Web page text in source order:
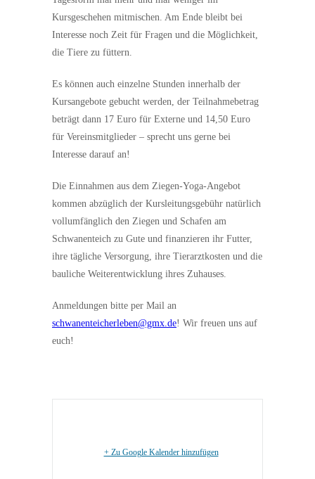
Kursgeschehen mitmischen. Am Ende bleibt bei
Interesse noch Zeit für Fragen und die Möglichkeit,
die Tiere zu füttern.
Es können auch einzelne Stunden innerhalb der
Kursangebote gebucht werden, der Teilnahmebetrag
beträgt dann 17 Euro für Externe und 14,50 Euro
für Vereinsmitglieder – sprecht uns gerne bei
Interesse darauf an!
Die Einnahmen aus dem Ziegen-Yoga-Angebot
kommen abzüglich der Kursleitungsgebühr natürlich
vollumfänglich den Ziegen und Schafen am
Schwanenteich zu Gute und finanzieren ihr Futter,
ihre tägliche Versorgung, ihre Tierarztkosten und die
bauliche Weiterentwicklung ihres Zuhauses.
Anmeldungen bitte per Mail an
schwanenteicherleben@gmx.de! Wir freuen uns auf
euch!
+ Zu Google Kalender hinzufügen